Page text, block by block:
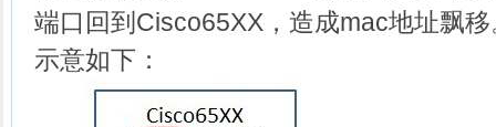
端口回到Cisco65XX，造成mac地址飘移
示意如下：